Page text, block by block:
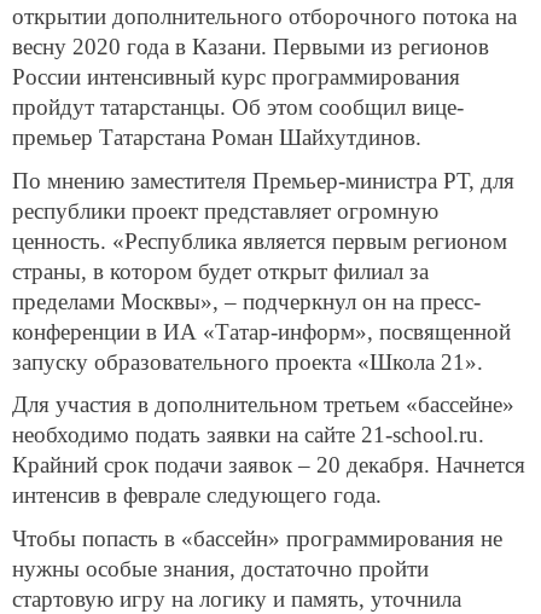
открытии дополнительного отборочного потока на
весну 2020 года в Казани. Первыми из регионов
России интенсивный курс программирования
пройдут татарстанцы. Об этом сообщил вице-
премьер Татарстана Роман Шайхутдинов.
По мнению заместителя Премьер-министра РТ, для
республики проект представляет огромную
ценность. «Республика является первым регионом
страны, в котором будет открыт филиал за
пределами Москвы», ­– подчеркнул он на пресс-
конференции в ИА «Татар-информ», посвященной
запуску образовательного проекта «Школа 21».
Для участия в дополнительном третьем «бассейне»
необходимо подать заявки на сайте 21-school.ru.
Крайний срок подачи заявок – 20 декабря. Начнется
интенсив в феврале следующего года.
Чтобы попасть в «бассейн» программирования не
нужны особые знания, достаточно пройти
стартовую игру на логику и память, уточнила